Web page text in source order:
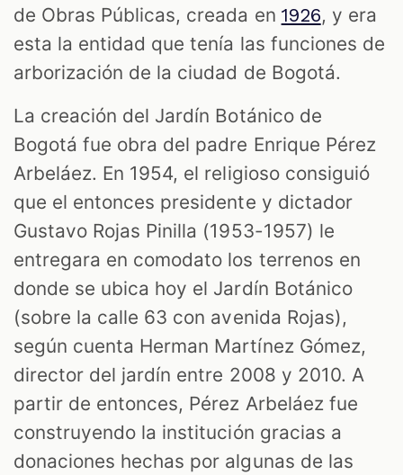
de Obras Públicas, creada en 1926, y era
esta la entidad que tenía las funciones de
arborización de la ciudad de Bogotá.
La creación del Jardín Botánico de
Bogotá fue obra del padre Enrique Pérez
Arbeláez. En 1954, el religioso consiguió
que el entonces presidente y dictador
Gustavo Rojas Pinilla (1953-1957) le
entregara en comodato los terrenos en
donde se ubica hoy el Jardín Botánico
(sobre la calle 63 con avenida Rojas),
según cuenta Herman Martínez Gómez,
director del jardín entre 2008 y 2010. A
partir de entonces, Pérez Arbeláez fue
construyendo la institución gracias a
donaciones hechas por algunas de las